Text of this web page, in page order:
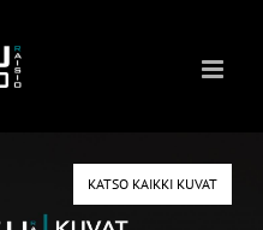
KATSO KAIKKI KUVAT